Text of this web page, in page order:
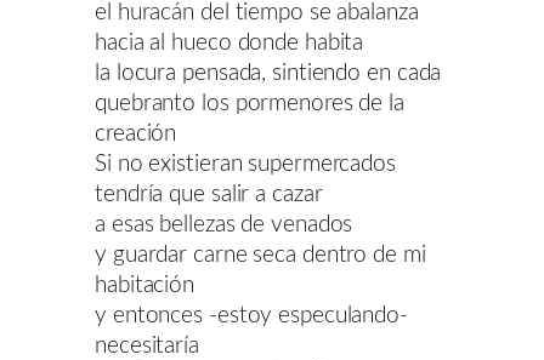
el huracán del tiempo se abalanza
hacia al hueco donde habita
la locura pensada, sintiendo en cada
quebranto los pormenores de la
creación
Si no existieran supermercados
tendría que salir a cazar
a esas bellezas de venados
y guardar carne seca dentro de mi
habitación
y entonces -estoy especulando-
necesitaría